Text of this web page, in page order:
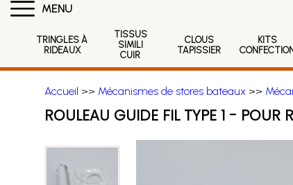
MENU
TRINGLES À
RIDEAUX
TISSUS
SIMILI
CUIR
CLOUS
TAPISSIER
KITS
Accueil >> Mécanismes de stores bateaux>>
ROULEAU GUIDE FIL TYPE 1 - POUR